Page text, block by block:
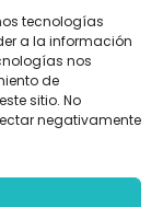
tecnologías
a la información
nos
de
sitio. No
negativamente
cookies
Europeo de
el uso y la
y de las
promocional